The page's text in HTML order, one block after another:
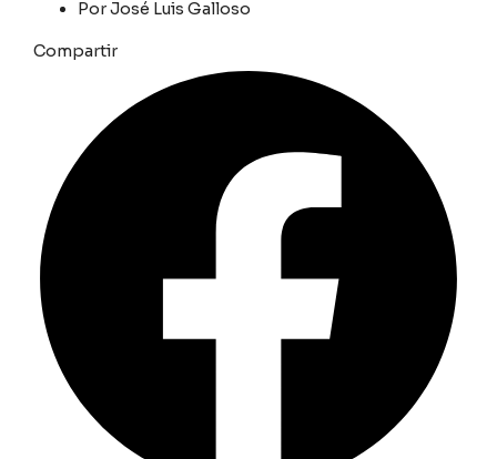
PorJosé Luis Galloso
Compartir